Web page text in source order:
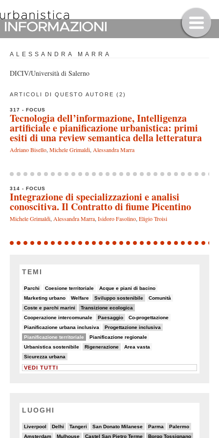
ALESSANDRA MARRA
DICIV/Università di Salerno
ARTICOLI DI QUESTO AUTORE (2)
317 - FOCUS
Tecnologia dell’informazione, Intelligenza
artificiale e pianificazione urbanistica: primi
esiti di una review semantica della letteratura
Adriano Bisello, Michele Grimaldi, Alessandra Marra
314 - FOCUS
Integrazione di specializzazioni e analisi
conoscitiva. Il Contratto di fiume Picentino
Michele Grimaldi, Alessandra Marra, Isidoro Fasolino, Eligio Troisi
TEMI
Parchi
6/90 Coesione territoriale
8/90 Acque e piani di bacino
5/90
Marketing urbano
5/90 Welfare
5/90 Sviluppo sostenibile
19/90 Comunità
7/90
Coste e parchi marini
19/90 Transizione ecologica
30/90
Cooperazione intercomunale
7/90 Paesaggio
14/90 Co-progettazione
6/90
Pianificazione urbana inclusiva
6/90 Progettazione inclusiva
10/90
Pianificazione territoriale
48/90 Pianificazione regionale
5/90
Urbanistica sostenibile
6/90 Rigenerazione
16/90 Area vasta
7/90
Sicurezza urbana
10/90
VEDI TUTTI
LUOGHI
Liverpool
3/20 Delhi
4/20 Tangeri
2/20 San Donato Milanese
3/20 Parma
2/20 Palermo
2/20
Amsterdam
3/20 Mulhouse
4/20 Castel San Pietro Terme
6/20 Borgo Tossignano
6/20